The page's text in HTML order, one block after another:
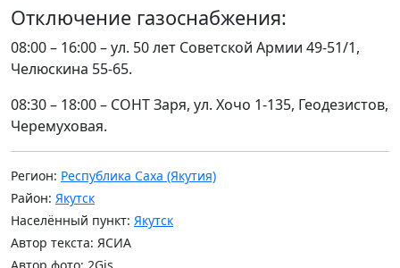
Отключение газоснабжения:
08:00 – 16:00 – ул. 50 лет Советской Армии 49-51/1,
Челюскина 55-65.
08:30 – 18:00 – СОНТ Заря, ул. Хочо 1-135, Геодезистов,
Черемуховая.
Регион: Республика Саха (Якутия)
Район: Якутск
Населённый пункт: Якутск
Автор текста: ЯСИА